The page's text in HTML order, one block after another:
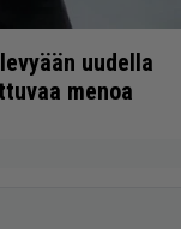
uudella
menoa